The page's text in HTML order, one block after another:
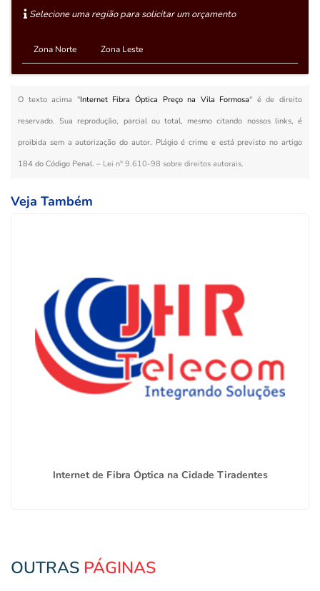
Selecione uma região para solicitar um orçamento
Zona Norte Zona Leste
O texto acima "Internet Fibra Óptica Preço na Vila Formosa" é de direito
reservado. Sua reprodução, parcial ou total, mesmo citando nossos links, é
proibida sem a autorização do autor. Plágio é crime e está previsto no artigo
184 do Código Penal. – Lei n° 9.610-98 sobre direitos autorais.
Veja Também
Internet de Fibra Óptica na Cidade Tiradentes
OUTRAS PÁGINAS